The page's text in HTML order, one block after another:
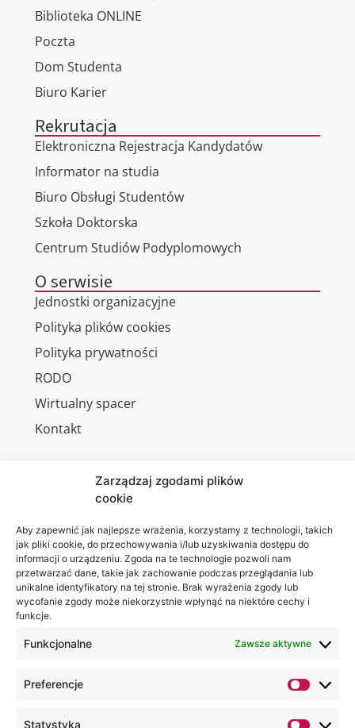
Zarządzaj zgodami plików
cookie
Aby zapewnić jak najlepsze wrażenia, korzystamy z technologii, takich
jak pliki cookie, do przechowywania i/lub uzyskiwania dostępu do
informacji o urządzeniu. Zgoda na te technologie pozwoli nam
przetwarzać dane, takie jak zachowanie podczas przeglądania lub
unikalne identyfikatory na tej stronie. Brak wyrażenia zgody lub
wycofanie zgody może niekorzystnie wpłynąć na niektóre cechy i
funkcje.
Funkcjonalne Zawsze aktywne
Preferencje
Statystyka
Biblioteka ONLINE
Poczta
Dom Studenta
Biuro Karier
Rekrutacja
Elektroniczna Rejestracja Kandydatów
Informator na studia
Biuro Obsługi Studentów
Szkoła Doktorska
Centrum Studiów Podyplomowych
O serwisie
Jednostki organizacyjne
Polityka plików cookies
Polityka prywatności
RODO
Wirtualny spacer
Kontakt
Akademia
WSEI
ul.
Projektowa
4